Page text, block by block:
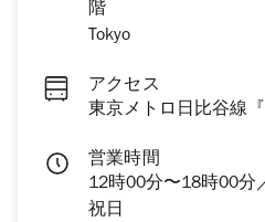
階
Tokyo
アクセス
東京メトロ日比谷線
営業時間
12時00分〜18時00分
祝日